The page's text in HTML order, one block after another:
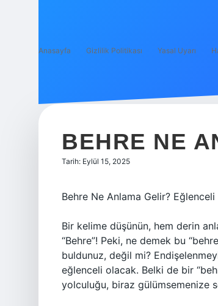
Anasayfa Gizlilik Politikası Yasal Uyarı
BEHRE NE
Tarih: Eylül 15, 2025
Behre Ne Anlama Gelir?
Bir kelime düşünün, hem derin
“Behre”! Peki, ne demek bu
buldunuz, değil mi?
eğlenceli olacak. Belki de bir
yolculuğu, biraz gülümsemenize